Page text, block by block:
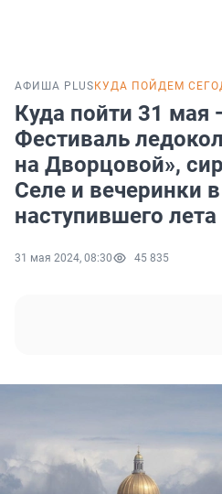
АФИША PLUS КУДА ПОЙДЕМ
Куда пойти 31 мая
Фестиваль
на Дворцовой»,
Селе и вечеринки
наступившего лета
31 мая 2024, 08:30 45 835